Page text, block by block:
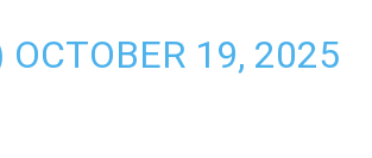
OCTOBER 19, 2025